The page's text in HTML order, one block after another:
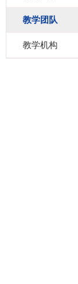
教学团队
教学机构